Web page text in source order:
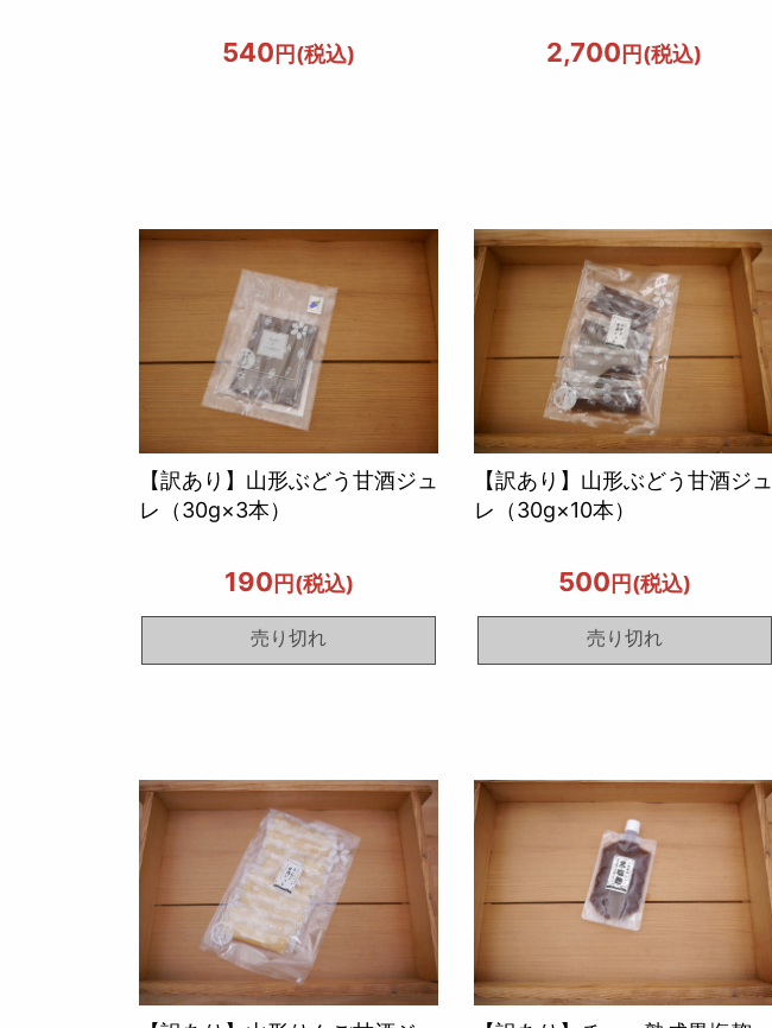
540 円(税込) 2,700 円(税込)
【訳あり】山形ぶどう甘酒ジュ
レ（30g×3本）
190 円(税込)
売り切れ
【訳あり】山形ぶどう甘酒ジュ
レ（30g×10本）
500 円(税込)
売り切れ